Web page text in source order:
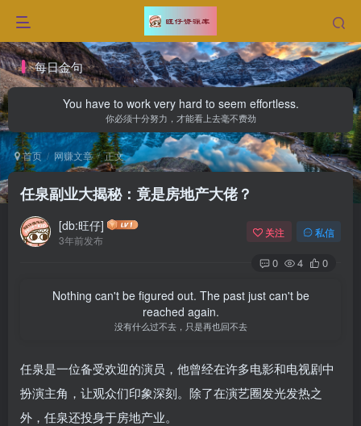
每日金句
You have to work very hard to seem effortless.
你必须十分努力，才能看上去毫不费劲
首页 网赚文章 正文
任泉副业大揭秘：竟是房地产大佬？
[db:旺仔]
3年前发布
关注 私信
0 4 0
Nothing can't be figured out. The past just can't be
reached again.
没有什么过不去，只是再也回不去
任泉是一位备受欢迎的演员，他曾经在许多电影和电视剧中
扮演主角，让观众们印象深刻。除了在演艺圈发光发热之
外，任泉还投身于房地产业。